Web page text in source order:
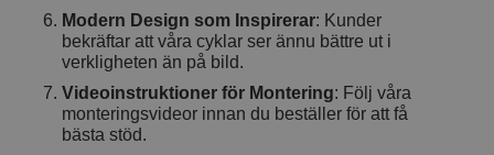
Modern Design som Inspirerar: Kunder
bekräftar att våra cyklar ser ännu bättre ut i
verkligheten än på bild.
Videoinstruktioner för Montering: Följ våra
monteringsvideor innan du beställer för att få
bästa stöd.